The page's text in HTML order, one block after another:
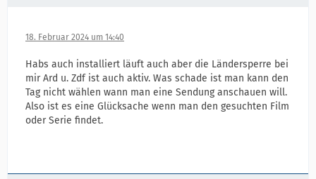
18. Februar 2024 um 14:40
Habs auch installiert läuft auch aber die Ländersperre bei
mir Ard u. Zdf ist auch aktiv. Was schade ist man kann den
Tag nicht wählen wann man eine Sendung anschauen will.
Also ist es eine Glücksache wenn man den gesuchten Film
oder Serie findet.